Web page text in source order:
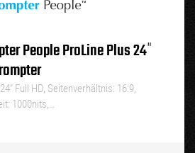
People ProLine Plus 24″
Full HD, Seitenverhältnis: 16:9,
1000nits,…